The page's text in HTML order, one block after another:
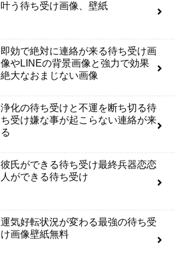
叶う待ち受け画像、壁紙
即効で絶対に連絡が来る待ち受け画
像やLINEの背景画像と強力で効果
絶大なおまじない画像
浄化の待ち受けと不運を断ち切る待
ち受け嫌な事が起こらない連絡が来
る
彼氏ができる待ち受け最終兵器恋恋
人ができる待ち受け
運気好転状況が変わる最強の待ち受
け画像壁紙無料